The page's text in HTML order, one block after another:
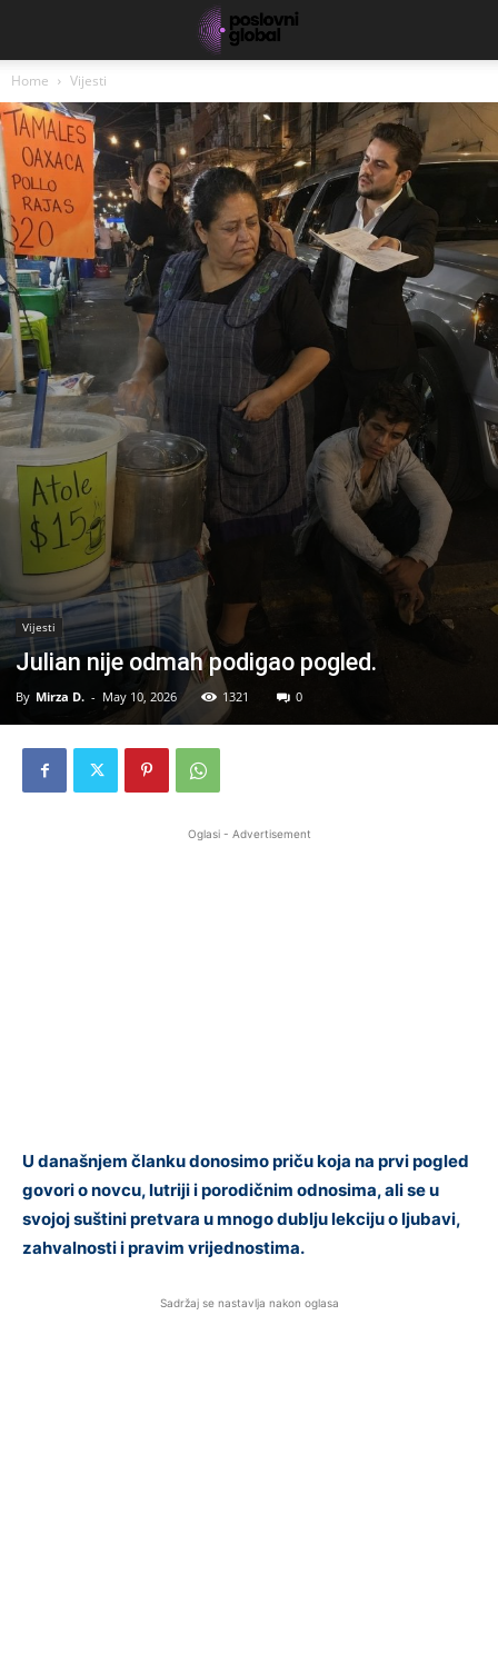
Home Vijesti
Vijesti
Julian nije odmah podigao pogled.
By Mirza D. - May 10, 2026 1321 0
Oglasi - Advertisement
U današnjem članku donosimo priču koja na prvi pogled
govori o novcu, lutriji i porodičnim odnosima, ali se u
svojoj suštini pretvara u mnogo dublju lekciju o ljubavi,
zahvalnosti i pravim vrijednostima.
Sadržaj se nastavlja nakon oglasa